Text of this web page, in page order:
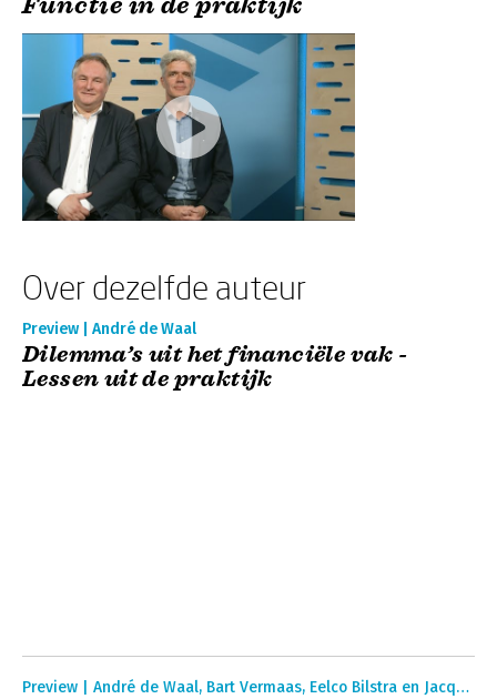
Over dezelfde auteur
Preview | André de Waal
Dilemma’s uit het financiële vak -
Lessen uit de praktijk
Preview | André de Waal, Bart Vermaas, Eelco Bilstra en Jacques Bootsman